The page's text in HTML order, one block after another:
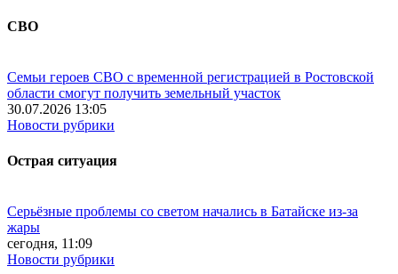
СВО
Семьи героев СВО с временной регистрацией в Ростовской
области смогут получить земельный участок
30.07.2026 13:05
Новости рубрики
Острая ситуация
Серьёзные проблемы со светом начались в Батайске из-за
жары
сегодня, 11:09
Новости рубрики